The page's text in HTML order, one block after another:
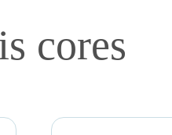
cores